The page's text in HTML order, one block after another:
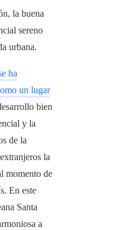
la buena
sereno
urbana.
ha
un lugar
bien
y la
de la
la
momento de
En este
Santa
a